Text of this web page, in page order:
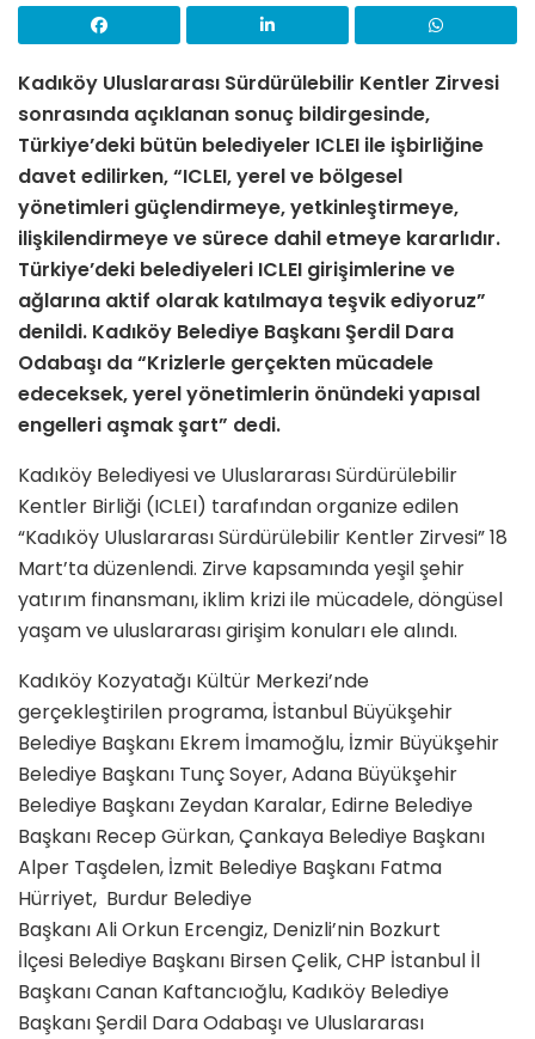
Kadıköy Uluslararası Sürdürülebilir Kentler Zirvesi
sonrasında açıklanan sonuç bildirgesinde,
Türkiye’deki bütün belediyeler ICLEI ile işbirliğine
davet edilirken, “ICLEI, yerel ve bölgesel
yönetimleri güçlendirmeye, yetkinleştirmeye,
ilişkilendirmeye ve sürece dahil etmeye kararlıdır.
Türkiye’deki belediyeleri ICLEI girişimlerine ve
ağlarına aktif olarak katılmaya teşvik ediyoruz”
denildi. Kadıköy Belediye Başkanı Şerdil Dara
Odabaşı da “Krizlerle gerçekten mücadele
edeceksek, yerel yönetimlerin önündeki yapısal
engelleri aşmak şart” dedi.
Kadıköy Belediyesi ve Uluslararası Sürdürülebilir
Kentler Birliği (ICLEI) tarafından organize edilen
“Kadıköy Uluslararası Sürdürülebilir Kentler Zirvesi” 18
Mart’ta düzenlendi. Zirve kapsamında yeşil şehir
yatırım finansmanı, iklim krizi ile mücadele, döngüsel
yaşam ve uluslararası girişim konuları ele alındı.
Kadıköy Kozyatağı Kültür Merkezi’nde
gerçekleştirilen programa, İstanbul Büyükşehir
Belediye Başkanı Ekrem İmamoğlu, İzmir Büyükşehir
Belediye Başkanı Tunç Soyer, Adana Büyükşehir
Belediye Başkanı Zeydan Karalar, Edirne Belediye
Başkanı Recep Gürkan, Çankaya Belediye Başkanı
Alper Taşdelen, İzmit Belediye Başkanı Fatma
Hürriyet, Burdur Belediye
BaşkanıAli Orkun Ercengiz, Denizli’nin Bozkurt
İlçesi Belediye Başkanı Birsen Çelik, CHP İstanbul İl
Başkanı Canan Kaftancıoğlu, Kadıköy Belediye
Başkanı Şerdil Dara Odabaşı ve Uluslararası